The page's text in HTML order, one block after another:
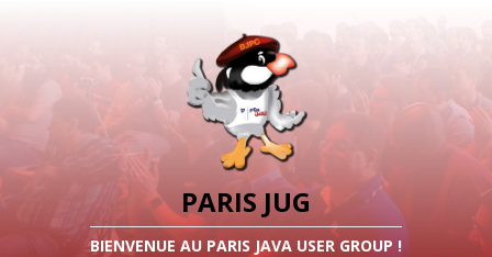
PARIS JUG
BIENVENUE AU PARIS JAVA USER GROUP !